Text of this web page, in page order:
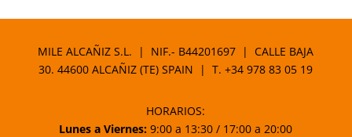
MILE ALCAÑIZ S.L. | NIF.- B44201697 | CALLE BAJA
30. 44600 ALCAÑIZ (TE) SPAIN | T.+34 978 83 05 19
HORARIOS:
Lunes a Viernes: 9:00 a 13:30 / 17:00 a 20:00